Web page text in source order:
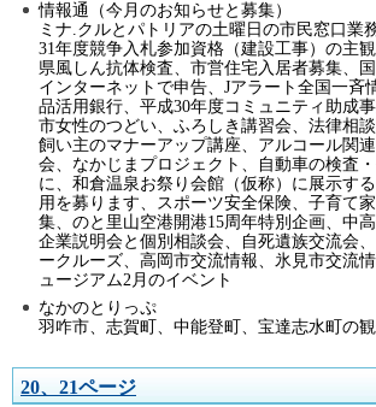
情報通（今月のお知らせと募集）
ミナ.クルとパトリアの土曜日の市民窓口業
31年度競争入札参加資格（建設工事）の主
県風しん抗体検査、市営住宅入居者募集、
インターネットで申告、Jアラート全国一斉
品活用銀行、平成30年度コミュニティ助成
市女性のつどい、ふろしき講習会、法律相
飼い主のマナーアップ講座、アルコール関
会、なかじまプロジェクト、自動車の検査
に、和倉温泉お祭り会館（仮称）に展示す
用を募ります、スポーツ安全保険、子育て
集、のと里山空港開港15周年特別企画、中
企業説明会と個別相談会、自死遺族交流会
ークルーズ、高岡市交流情報、氷見市交流
ュージアム2月のイベント
なかのとりっぷ
羽咋市、志賀町、中能登町、宝達志水町の
20、21ページ